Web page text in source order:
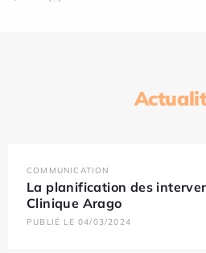
COMMUNICATION
La planification des
Clinique Arago
PUBLIÉ LE 04/03/2024